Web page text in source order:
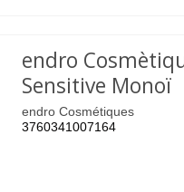
endro
Sensitive Monoï
endro Cosmétiques
3760341007164